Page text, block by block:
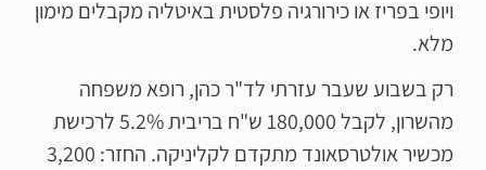
ויופי בפריז או כירורגיה פלסטית באיטליה מקבלים מימון
מלא.
רק בשבוע שעבר עזרתי לד"ר כהן, רופא משפחה
מהשרון, לקבל 180,000 ש"ח בריבית 5.2% לרכישת
מכשיר אולטרסאונד מתקדם לקליניקה. החזר: 3,200